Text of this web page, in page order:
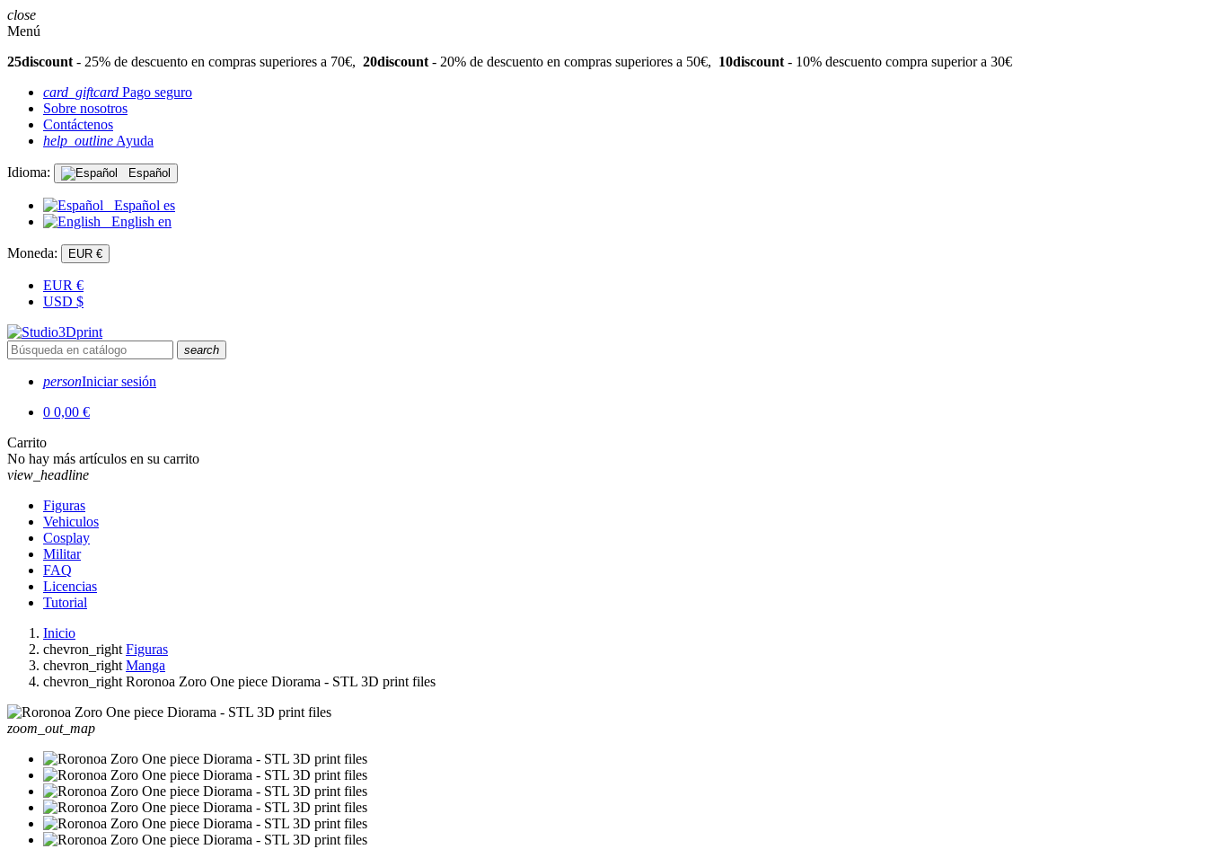
close
Menú
25discount - 25% de descuento en compras superiores a 70€, 20discount - 20% de descuento en compras superiores a 50€, 10discount - 10% descuento compra superior a 30€
card_giftcard Pago seguro
Sobre nosotros
Contáctenos
help_outline Ayuda
Idioma: Español
Español es
English en
Moneda: EUR €
EUR €
USD $
search
personIniciar sesión
0 0,00 €
Carrito
No hay más artículos en su carrito
view_headline
Figuras
Vehiculos
Cosplay
Militar
FAQ
Licencias
Tutorial
Inicio
chevron_right Figuras
chevron_right Manga
chevron_right Roronoa Zoro One piece Diorama - STL 3D print files
zoom_out_map